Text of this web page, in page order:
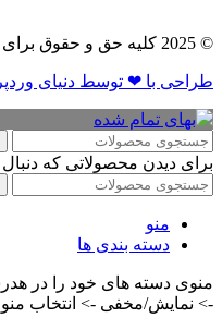
© 2025 کلیه حق و حقوق برای وب سایت مشاهیر محفوظ می باشد
طراحی با ❤ توسط​ دنیای
برای دیدن محصولاتی که
منو
دسته بندی ها
منوی دسته های خود را در
-> نمایش/مخفی -> انتخاب